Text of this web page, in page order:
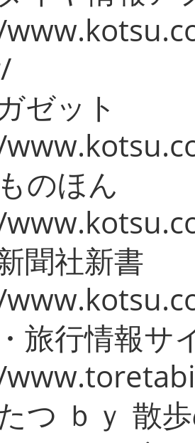
ゼット
のほん
聞社新書
旅行情報サ
つ ｂｙ 散